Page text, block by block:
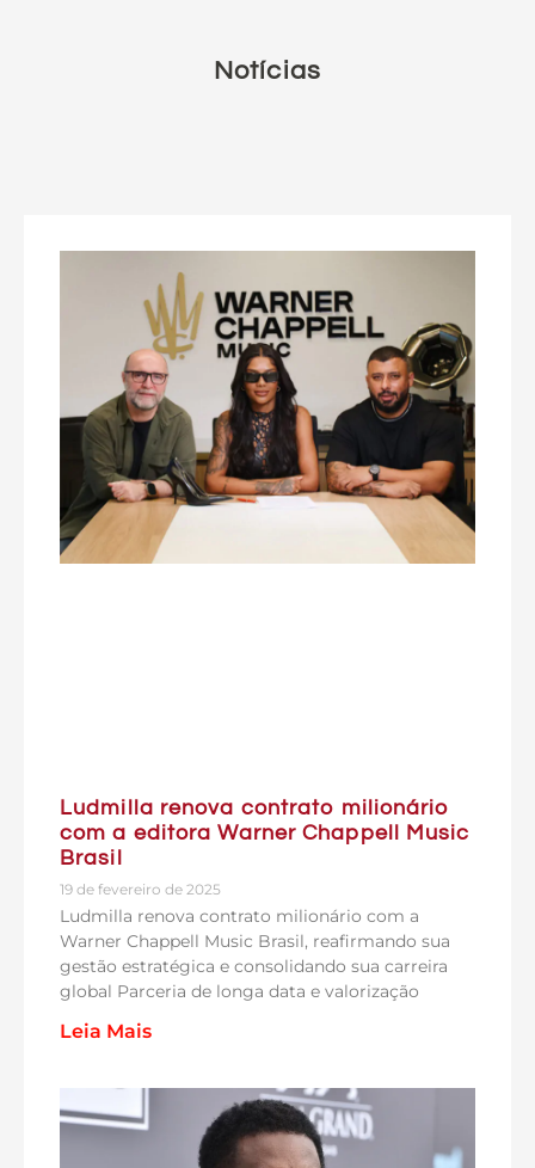
Notícias
Ludmilla renova contrato milionário
com a editora Warner Chappell Music
Brasil
19 de fevereiro de 2025
Ludmilla renova contrato milionário com a
Warner Chappell Music Brasil, reafirmando sua
gestão estratégica e consolidando sua carreira
global Parceria de longa data e valorização
Leia Mais